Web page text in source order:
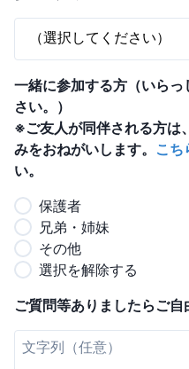
一緒に参加する方（いら
さい。）
※ご友人が同伴される方は
みをおねがいします。 こち
い。
保護者
兄弟・姉妹
その他
選択を解除する
ご質問等ありましたらご自